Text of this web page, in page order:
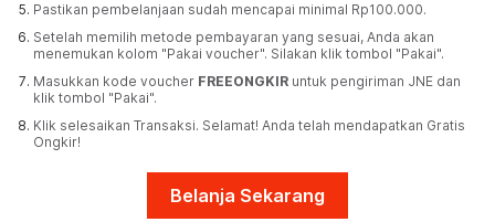
Pastikan pembelanjaan sudah mencapai minimal Rp100.000.
Setelah memilih metode pembayaran yang sesuai, Anda akan
menemukan kolom "Pakai voucher". Silakan klik tombol "Pakai".
Masukkan kode voucher FREEONGKIR untuk pengiriman JNE dan
klik tombol "Pakai".
Klik selesaikan Transaksi. Selamat! Anda telah mendapatkan Gratis
Ongkir!
Belanja Sekarang